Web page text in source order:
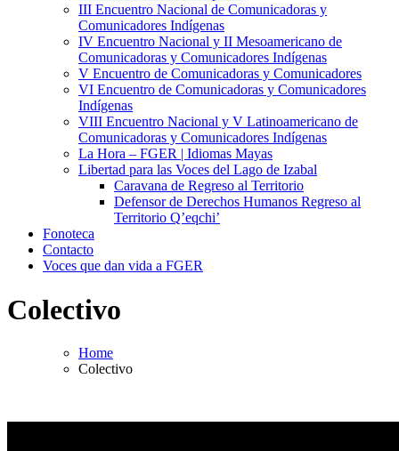
III Encuentro Nacional de Comunicadoras y
Comunicadores Indígenas
IV Encuentro Nacional y II Mesoamericano de
Comunicadoras y Comunicadores Indígenas
V Encuentro de Comunicadoras y Comunicadores
VI Encuentro de Comunicadoras y Comunicadores
Indígenas
VIII Encuentro Nacional y V Latinoamericano de
Comunicadoras y Comunicadores Indígenas
La Hora – FGER | Idiomas Mayas
Libertad para las Voces del Lago de Izabal
Caravana de Regreso al Territorio
Defensor de Derechos Humanos Regreso al
Territorio Q’eqchi’
Fonoteca
Contacto
Voces que dan vida a FGER
Colectivo
Home
Colectivo